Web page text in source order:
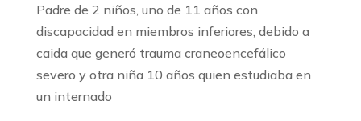
Padre de 2 niños, uno de 11 años con
discapacidad en miembros inferiores, debido a
caida que generó trauma craneoencefálico
severo y otra niña 10 años quien estudiaba en
un internado